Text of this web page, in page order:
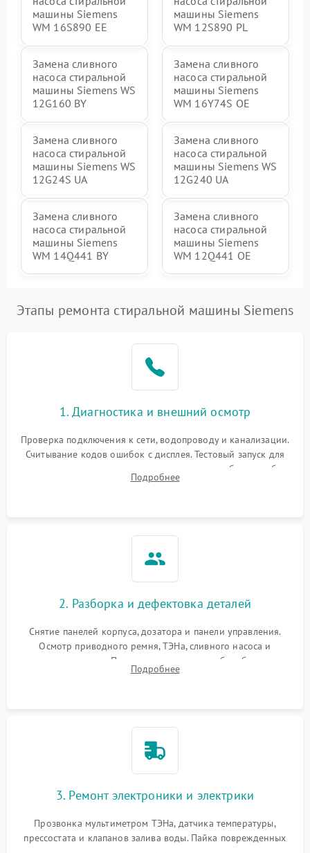
машины Siemens
WM 16S890 EE
машины Siemens
WM 12S890 PL
Замена сливного
насоса стиральной
машины Siemens WS
12G160 BY
Замена сливного
насоса стиральной
машины Siemens
WM 16Y74S OE
Замена сливного
насоса стиральной
машины Siemens WS
12G24S UA
Замена сливного
насоса стиральной
машины Siemens WS
12G240 UA
Замена сливного
насоса стиральной
машины Siemens
WM 14Q441 BY
Замена сливного
насоса стиральной
машины Siemens
WM 12Q441 OE
Этапы ремонта стиральной машины Siemens
1. Диагностика и внешний осмотр
Проверка подключения к сети, водопроводу и канализации.
Считывание кодов ошибок с дисплея. Тестовый запуск для
выявления посторонних шумов, протечек или сбоев в работе
электронного модуля управления.
Подробнее
2. Разборка и дефектовка деталей
Снятие панелей корпуса, дозатора и панели управления.
Осмотр приводного ремня, ТЭНа, сливного насоса и
амортизаторов. Проверка подшипников барабана и
крестовины на износ, а манжеты люка на разрывы.
Подробнее
3. Ремонт электроники и электрики
Прозвонка мультиметром ТЭНа, датчика температуры,
прессостата и клапанов залива воды. Пайка поврежденных